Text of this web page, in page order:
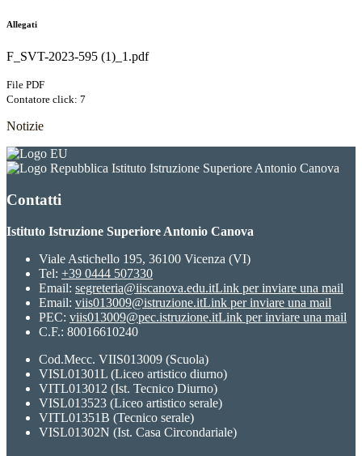
Allegati
F_SVT-2023-595 (1)_1.pdf
File PDF
Contatore click: 7
Notizie
Istituto Istruzione Superiore Antonio Canova
Contatti
Istituto Istruzione Superiore Antonio Canova
Viale Astichello 195, 36100 Vicenza (VI)
Tel: +39 0444 507330
Email: segreteria@iiscanova.edu.itLink per inviare una mail
Email: viis013009@istruzione.itLink per inviare una mail
PEC: viis013009@pec.istruzione.itLink per inviare una mail
C.F.: 80016610240
Cod.Mecc. VIIS013009 (Scuola)
VISL01301L (Liceo artistico diurno)
VITL013012 (Ist. Tecnico Diurno)
VISL013523 (Liceo artistico serale)
VITL01351B (Tecnico serale)
VISL01302N (Ist. Casa Circondariale)